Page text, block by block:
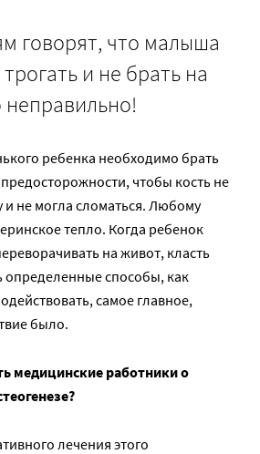
говорят, что малыша
и не брать на
неправильно!
ребенка необходимо брать
чтобы кость не
и не могла сломаться. Любому
тепло. Когда ребенок
на живот, класть
определенные способы, как
самое главное,
было.
медицинские работники о
лечения этого